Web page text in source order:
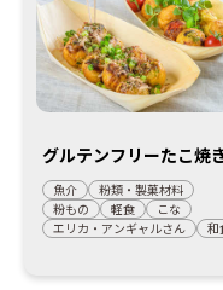
グルテンフリーたこ焼
魚介
粉類・製菓材料
粉もの
軽食
こな
エリカ・アンギャルさん
和